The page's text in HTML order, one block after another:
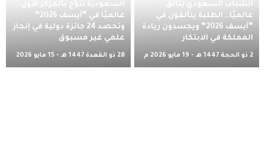
الشباب السعودي يتألق
عالميًا.. الطلبة يتألقون في
“آيسف 2026” ويجسدون ريادة
المملكة في الابتكار
2 ذو الحجة 1447 هـ - 19 مايو 2026 م
السعودية تتوَّج بالمركز الأول
عالميًا في “آيسف 2026”
وتحصد 24 جائزة دولية في إنجاز
علمي غير مسبوق
28 ذو القعدة 1447 هـ - 15 مايو 2026